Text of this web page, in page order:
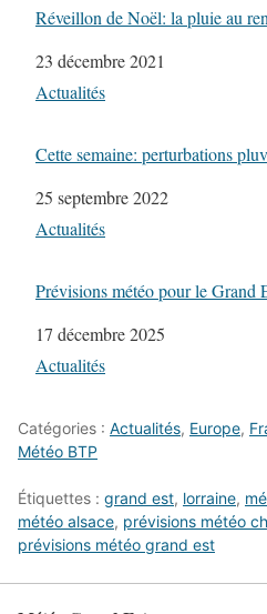
Réveillon de Noël: la pluie au
Date
23 décembre 2021
Par rapport à
Actualités
Cette semaine: perturbations
Date
25 septembre 2022
Par rapport à
Actualités
Prévisions météo pour le
Date
17 décembre 2025
Par rapport à
Actualités
Catégories : Actualités, Europe,
Météo BTP
Étiquettes : grand est, lorraine,
météo alsace, prévisions météo
prévisions météo grand est